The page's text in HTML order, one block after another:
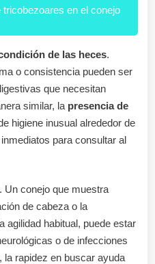
tricobezoares en el conejo
de las heces.
o consistencia pueden ser
que necesitan
similar, la presencia de
higiene inusual alrededor de
para consultar al
. Un conejo que muestra
de cabeza o la
agilidad habitual, puede estar
o de infecciones
rapidez en buscar ayuda